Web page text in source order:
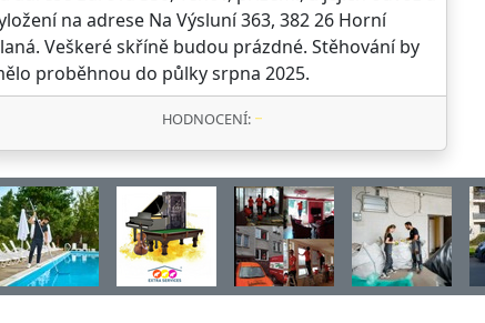
na adrese Na Výsluní 363, 382 26 Horní
Veškeré skříně budou prázdné. Stěhování by
proběhnou do půlky srpna 2025.
HODNOCENÍ: